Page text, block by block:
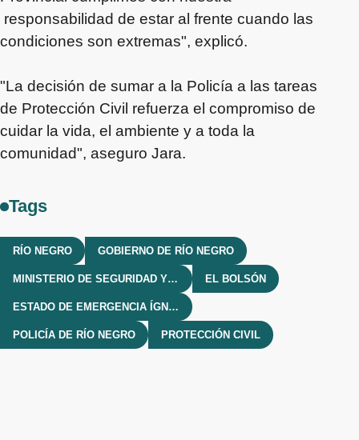
responsabilidad de estar al frente cuando las
condiciones son extremas", explicó.
"La decisión de sumar a la Policía a las tareas
de Protección Civil refuerza el compromiso de
cuidar la vida, el ambiente y a toda la
comunidad", aseguro Jara.
Tags
RÍO NEGRO GOBIERNO DE RÍO NEGRO
MINISTERIO DE SEGURIDAD Y JUSTICIA EL BOLSÓN
ESTADO DE EMERGENCIA ÍGNEA
POLICÍA DE RÍO NEGRO PROTECCIÓN CIVIL